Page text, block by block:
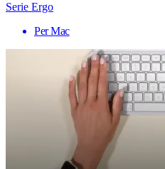
Serie Ergo
Per Mac